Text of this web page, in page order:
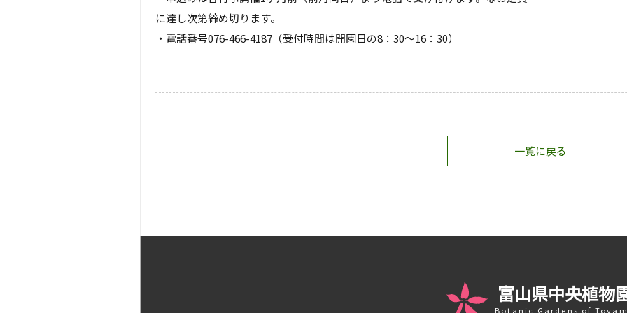
に達し次第締め切ります。
・電話番号076-466-4187（受付時間は開園日の8：30～16：30）
一覧に戻る
富山県中央植物
Botanic Gardens of